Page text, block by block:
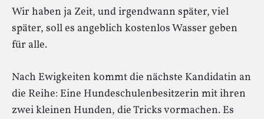
Wir haben ja Zeit, und irgendwann später, viel
später, soll es angeblich kostenlos Wasser geben
für alle.
Nach Ewigkeiten kommt die nächste Kandidatin an
die Reihe: Eine Hundeschulenbesitzerin mit ihren
zwei kleinen Hunden, die Tricks vormachen. Es